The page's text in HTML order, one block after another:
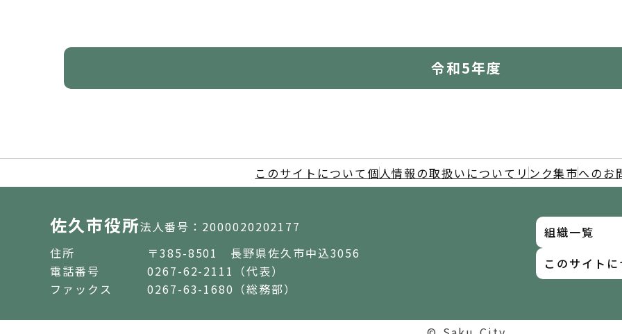
令和5年度
このサイトについて 個人情報の取扱いについて リンク集市へのお
佐久市役所法人番号：2000020202177
住所
〒385-8501 長野県佐久市中込3056
電話番号
0267-62-2111（代表）
ファックス
0267-63-1680（総務部）
組織一覧
このサイトに